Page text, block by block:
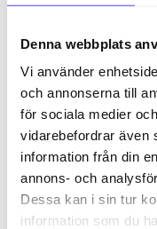
Denna webbplats
Vi använder
och annonserna till
för sociala medier
vidarebefordrar även
information från din
annons- och
Dessa kan i sin tur
information som du
Skalan går från0,00
Exempel 1 – Grön
AI tolkar
grön färg. Det
även se alternativa
AI hämtat